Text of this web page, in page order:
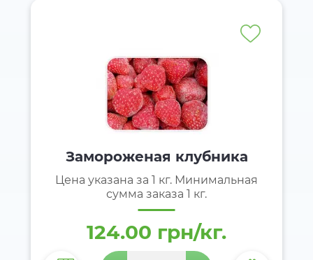
Замороженая клубника
Цена указана за 1 кг. Минимальная
сумма заказа 1 кг.
124.00 грн/кг.